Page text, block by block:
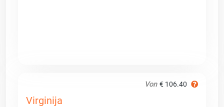
Von € 106.40
Virginija